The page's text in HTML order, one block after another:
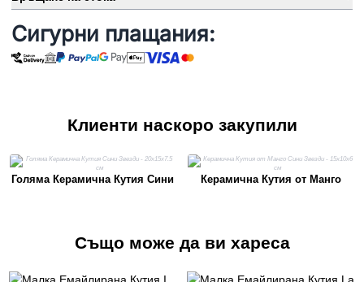
Сигурни плащания:
Клиенти наскоро закупили
Голяма Керамична Кутия Сини
Керамична Кутия от Манго
Също може да ви хареса